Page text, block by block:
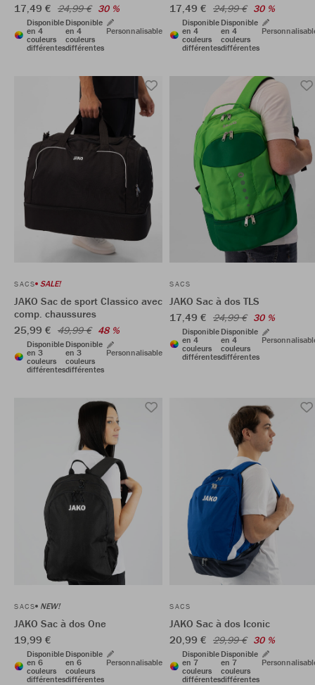
17,49 € 24,99 € 30 %
Disponible
en 4
couleurs
différentes
Disponible
en 4
couleurs
différentes
Personnalisable
17,49 € 24,99 € 30 %
Disponible
en 4
couleurs
différentes
Disponible
en 4
couleurs
différentes
SACS SALE!
JAKO Sac de sport Classico avec
comp. chaussures
25,99 € 49,99 € 48 %
Disponible
en 3
couleurs
différentes
Disponible
en 3
couleurs
différentes
Personnalisable
SACS
JAKO Sac à dos TLS
17,49 € 24,99 € 30 %
Disponible
en 4
couleurs
différentes
Disponible
en 4
couleurs
différentes
SACS NEW!
JAKO Sac à dos One
19,99 €
Disponible
en 6
couleurs
différentes
Disponible
en 6
couleurs
différentes
Personnalisable
SACS
JAKO Sac à dos Iconic
20,99 € 29,99 € 30 %
Disponible
en 7
couleurs
différentes
Disponible
en 7
couleurs
différentes